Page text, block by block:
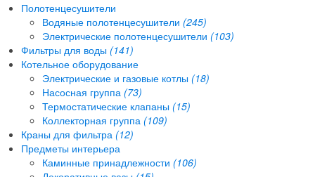
Полотенцесушители
Водяные полотенцесушители (245)
Электрические полотенцесушители (103)
Фильтры для воды (141)
Котельное оборудование
Электрические и газовые котлы (18)
Насосная группа (73)
Термостатические клапаны (15)
Коллекторная группа (109)
Краны для фильтра (12)
Предметы интерьера
Каминные принадлежности (106)